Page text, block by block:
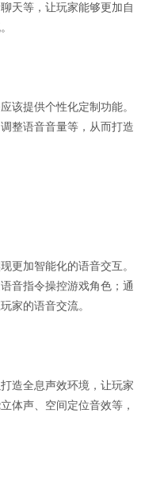
天等，让玩家能够更加自
该提供个性化定制功能。
整语音音量等，从而打造
更加智能化的语音交互。
音指令操控游戏角色；通
家的语音交流。
造全息声效环境，让玩家
体声、空间定位音效等，